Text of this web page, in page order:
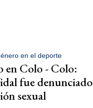
en el deporte
en Colo - Colo:
fue denunciado
sexual